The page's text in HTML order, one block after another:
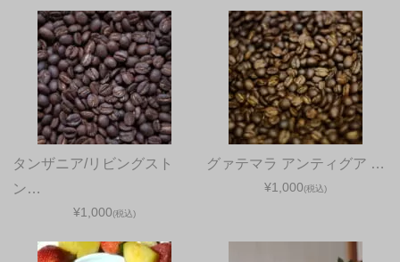
タンザニア/リビングスト
ン…
¥1,000(税込)
グァテマラ アンティグア …
¥1,000(税込)